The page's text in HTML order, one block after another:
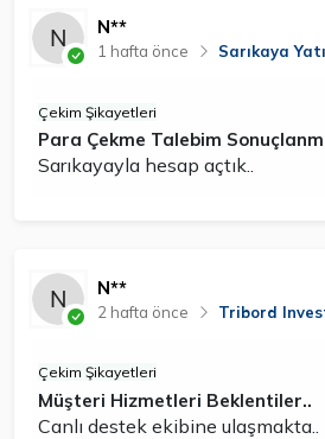
N**
1 hafta önce Sarıkaya
Çekim Şikayetleri
Para Çekme Talebim
Sarıkayayla hesap açtık..
N**
2 hafta önce Tribord
Çekim Şikayetleri
Müşteri Hizmetleri Beklentiler..
Canlı destek ekibine ulaşmakta..